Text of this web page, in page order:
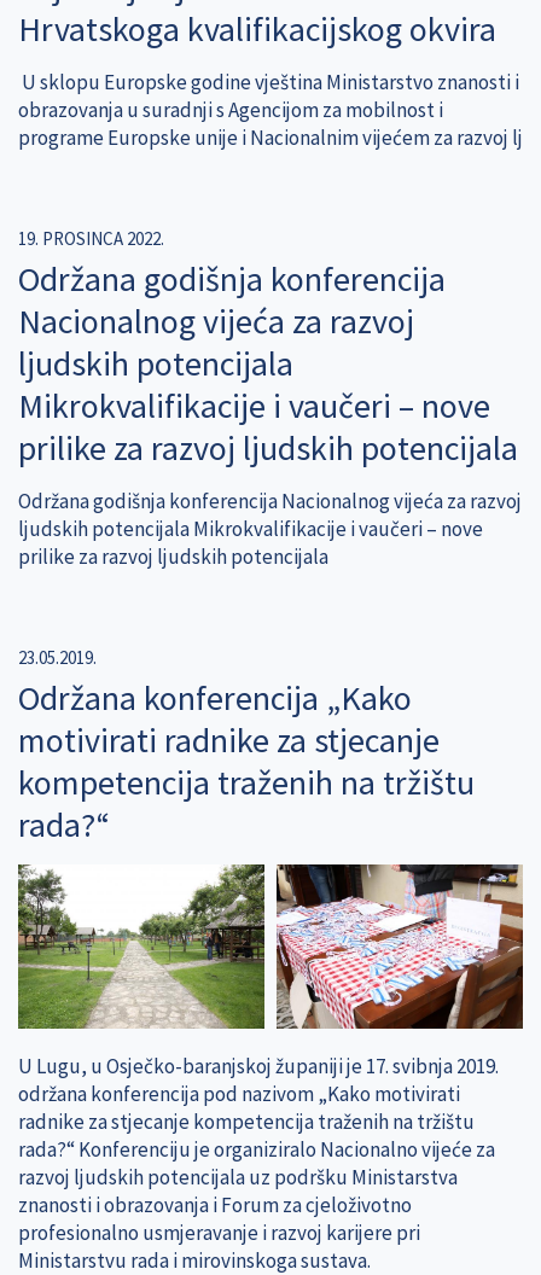
Hrvatskoga kvalifikacijskog okvira
U sklopu Europske godine vještina Ministarstvo znanosti i
obrazovanja u suradnji s Agencijom za mobilnost i
programe Europske unije i Nacionalnim vijećem za razvoj lj
19. PROSINCA 2022.
Održana godišnja konferencija
Nacionalnog vijeća za razvoj
ljudskih potencijala
Mikrokvalifikacije i vaučeri – nove
prilike za razvoj ljudskih potencijala
Održana godišnja konferencija Nacionalnog vijeća za razvoj
ljudskih potencijala Mikrokvalifikacije i vaučeri – nove
prilike za razvoj ljudskih potencijala
23.05.2019.
Održana konferencija „Kako
motivirati radnike za stjecanje
kompetencija traženih na tržištu
rada?“
U Lugu, u Osječko-baranjskoj županiji je 17. svibnja 2019.
održana konferencija pod nazivom „Kako motivirati
radnike za stjecanje kompetencija traženih na tržištu
rada?“ Konferenciju je organiziralo Nacionalno vijeće za
razvoj ljudskih potencijala uz podršku Ministarstva
znanosti i obrazovanja i Forum za cjeloživotno
profesionalno usmjeravanje i razvoj karijere pri
Ministarstvu rada i mirovinskoga sustava.